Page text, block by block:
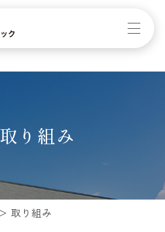
取り組み
取り組み